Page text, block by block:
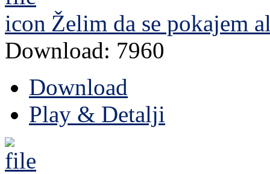
Želim da se pokajem
Download: 7960
Download
Play & Detalji